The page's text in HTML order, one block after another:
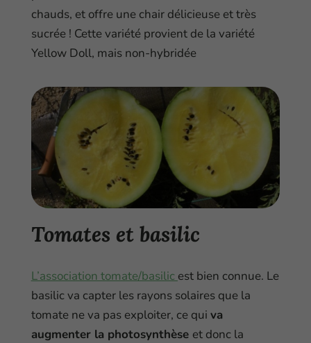
chauds, et offre une chair délicieuse et très
sucrée ! Cette variété provient de la variété
Yellow Doll, mais non-hybridée
Tomates et basilic
L’association tomate/basilic est bien connue. Le
basilic va capter les rayons solaires que la
tomate ne va pas exploiter, ce qui va
augmenter la photosynthèse et donc la